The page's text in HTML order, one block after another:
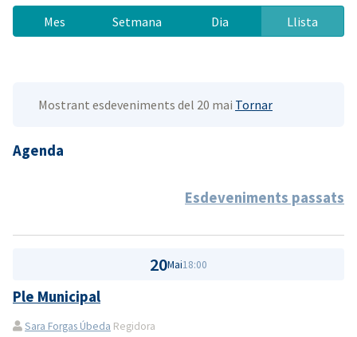
Mes Setmana Dia Llista
Mostrant esdeveniments del 20 mai Tornar
Agenda
Esdeveniments passats
20Mai18:00
Ple Municipal
Sara Forgas Úbeda Regidora